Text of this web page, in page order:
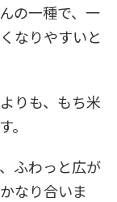
の一種で、一
なりやすいと
りも、もち米
。
ふわっと広が
なり合いま